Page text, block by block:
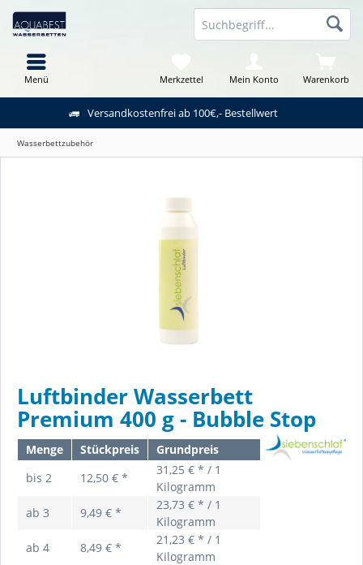
Versandkostenfrei ab 100€,- Bestellwert
Warenkorb
Merkzettel Mein Konto
Menü
Wasserbettzubehör
Luftbinder Wasserbett
Premium 400 g - Bubble Stop
Menge Stückpreis
Grundpreis
bis 2 12,50 € *
31,25 € * / 1
Kilogramm
ab 3 9,49 € *
23,73 € * / 1
Kilogramm
ab 4 8,49 € *
21,23 € * / 1
Kilogramm